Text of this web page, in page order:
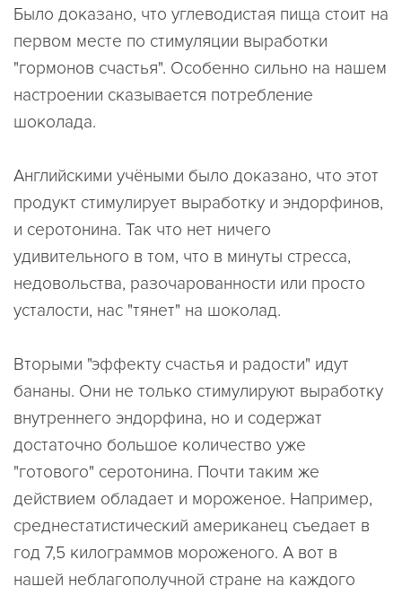
Было доказано, что углеводистая пища стоит на
первом месте по стимуляции выработки
"гормонов счастья". Особенно сильно на нашем
настроении сказывается потребление
шоколада.
Английскими учёными было доказано, что этот
продукт стимулирует выработку и эндорфинов,
и серотонина. Так что нет ничего
удивительного в том, что в минуты стресса,
недовольства, разочарованности или просто
усталости, нас "тянет" на шоколад.
Вторыми "эффекту счастья и радости" идут
бананы. Они не только стимулируют выработку
внутреннего эндорфина, но и содержат
достаточно большое количество уже
"готового" серотонина. Почти таким же
действием обладает и мороженое. Например,
среднестатистический американец съедает в
год 7,5 килограммов мороженого. А вот в
нашей неблагополучной стране на каждого